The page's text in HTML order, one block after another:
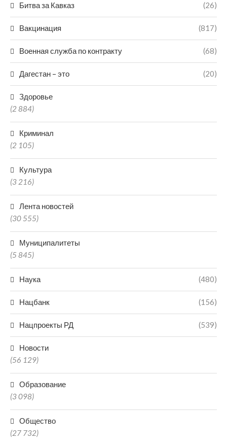
Битва за Кавказ (26)
Вакцинация (817)
Военная служба по контракту (68)
Дагестан – это (20)
Здоровье
(2 884)
Криминал
(2 105)
Культура
(3 216)
Лента новостей
(30 555)
Муниципалитеты
(5 845)
Наука (480)
Нацбанк (156)
Нацпроекты РД (539)
Новости
(56 129)
Образование
(3 098)
Общество
(27 732)